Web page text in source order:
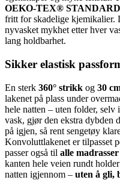
OEKO-TEX®
fritt for skadelige kjemikalier.
nyvasket mykhet etter hver
lang holdbarhet.
Sikker elastisk
En sterk 360° strikk og 30
lakenet på plass under
hele natten – uten folder,
vask, gjør den ekstra dybden
på igjen, så rent sengetøy
Konvoluttlakenet er tilpasset
passer også til alle
kanten hele veien rundt
natten igjennom – uten å gli,